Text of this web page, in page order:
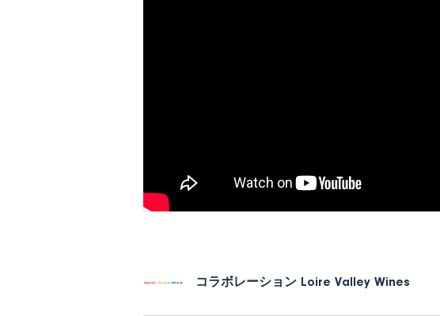
コラボレーション Loire Valley Wines